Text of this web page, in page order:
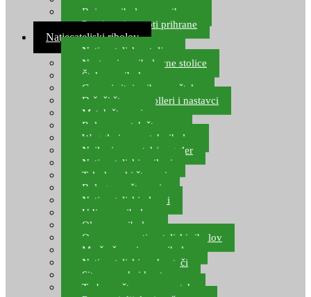
Boje za ribolovnu prihranu
Provjereni recepti prihrane
Natjecateljski ribolov
Natjecateljske stolice
Nastavci za ribolovne stolice
Šteke za ribolov
Gume i sitni pribor za šteku
Držači štapova rolleri i nastavci
Match štapovi
Role za match štapove
Waggleri za match ribolov
Najloni za match/waggler
Natjecateljski najloni
Teleskopski štapovi
Bolognese štapovi
Natjecateljski plovci
Udice za ribolov
Olovo za ribolov
Oprema za natjecateljski ribolov
Mreže čuvarice za ribolov
Natjecateljski podmetači
Sito, posude i kante
Torbe za štapove – match